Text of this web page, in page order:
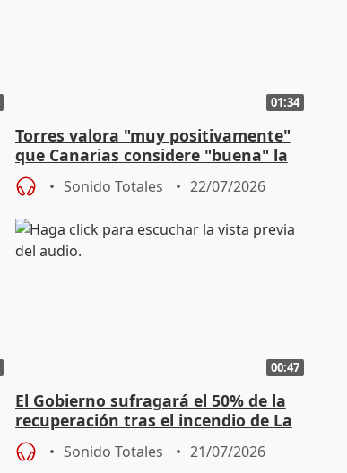
01:34
Torres valora "muy positivamente"
que Canarias considere "buena" la
propuesta del CPFF
Sonido Totales 22/07/2026
00:47
El Gobierno sufragará el 50% de la
recuperación tras el incendio de La
Mierla
Sonido Totales 21/07/2026